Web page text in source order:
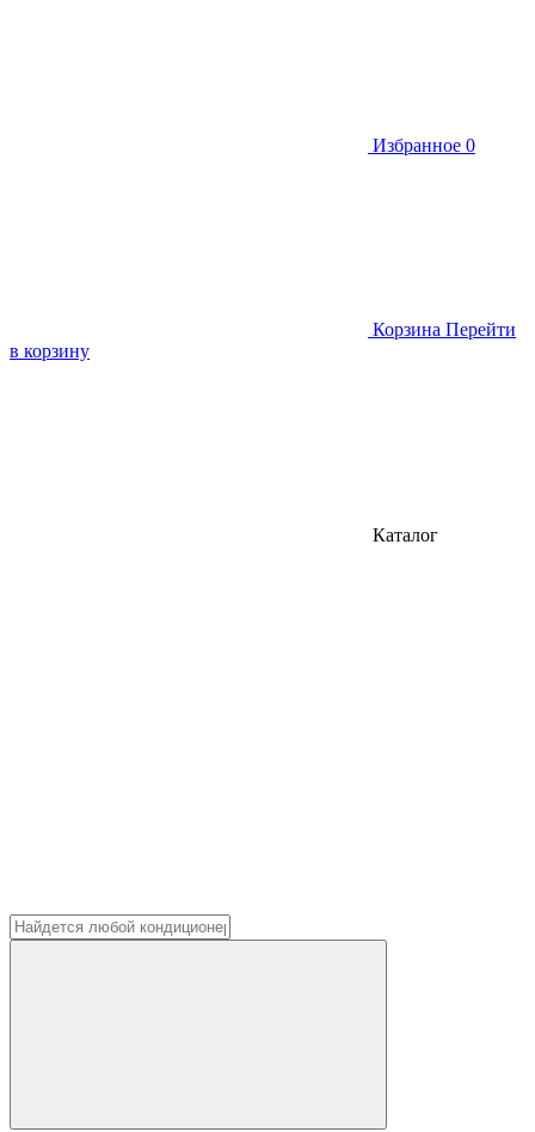
Избранное 0
Корзина Перейти
в корзину
Каталог